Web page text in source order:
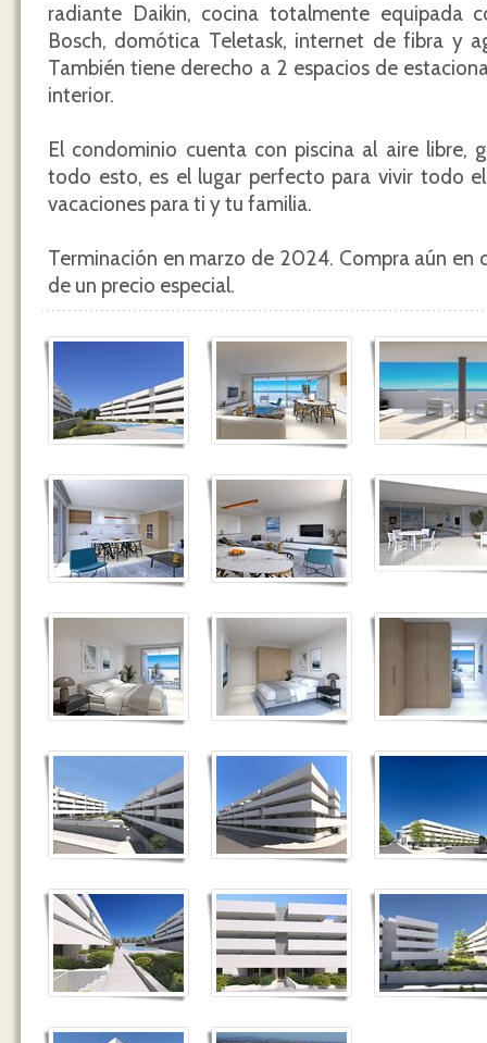
radiante Daikin, cocina totalmente equipada
Bosch, domótica Teletask, internet de fibra y
También tiene derecho a 2 espacios de
interior.
El condominio cuenta con piscina al aire libre,
todo esto, es el lugar perfecto para vivir todo
vacaciones para ti y tu familia.
Terminación en marzo de 2024. Compra aún en
de un precio especial.